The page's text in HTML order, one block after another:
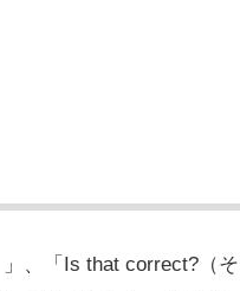
、「Is that correct?（そ